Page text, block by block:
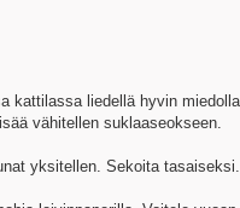
kattilassa liedellä hyvin
vähitellen suklaaseokseen.
yksitellen. Sekoita tasaiseksi.